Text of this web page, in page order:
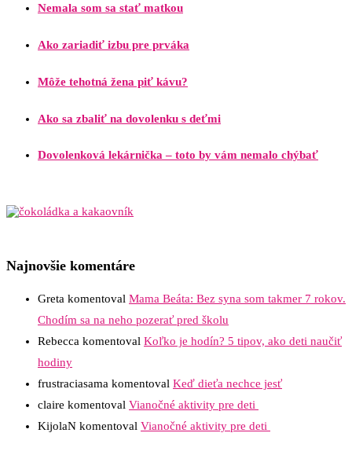
Nemala som sa stať matkou
Ako zariadiť izbu pre prváka
Môže tehotná žena piť kávu?
Ako sa zbaliť na dovolenku s deťmi
Dovolenková lekárnička – toto by vám nemalo chýbať
Najnovšie komentáre
Greta komentoval Mama Beáta: Bez syna som takmer 7 rokov.
Chodím sa na neho pozerať pred školu
Rebecca komentoval Koľko je hodín? 5 tipov, ako deti naučiť
hodiny
frustraciasama komentoval Keď dieťa nechce jesť
claire komentoval Vianočné aktivity pre deti
KijolaN komentoval Vianočné aktivity pre deti